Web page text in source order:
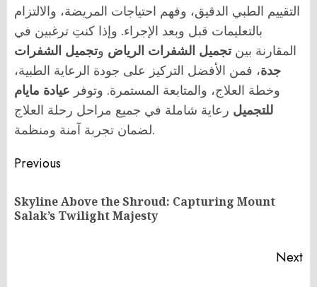
التقييم الطبي الدقيق، وفهم احتياجات المريضة، والالتزام
بالتعليمات قبل وبعد الإجراء. وإذا كنتِ ترغبين في
المقارنة بينتجميل الشفرات الرياض وتجميل الشفرات
جدة، فمن الأفضل التركيز على جودة الرعاية الطبية،
وخطة العلاج، والمتابعة المستمرة. وتوفر عيادة مايام
للتجميل رعاية شاملة في جميع مراحل رحلة العلاج
لضمان تجربة آمنة ومنظمة.
Post
navigation
Previous
Skyline Above the Shroud: Capturing Mount
Salak’s Twilight Majesty
Next